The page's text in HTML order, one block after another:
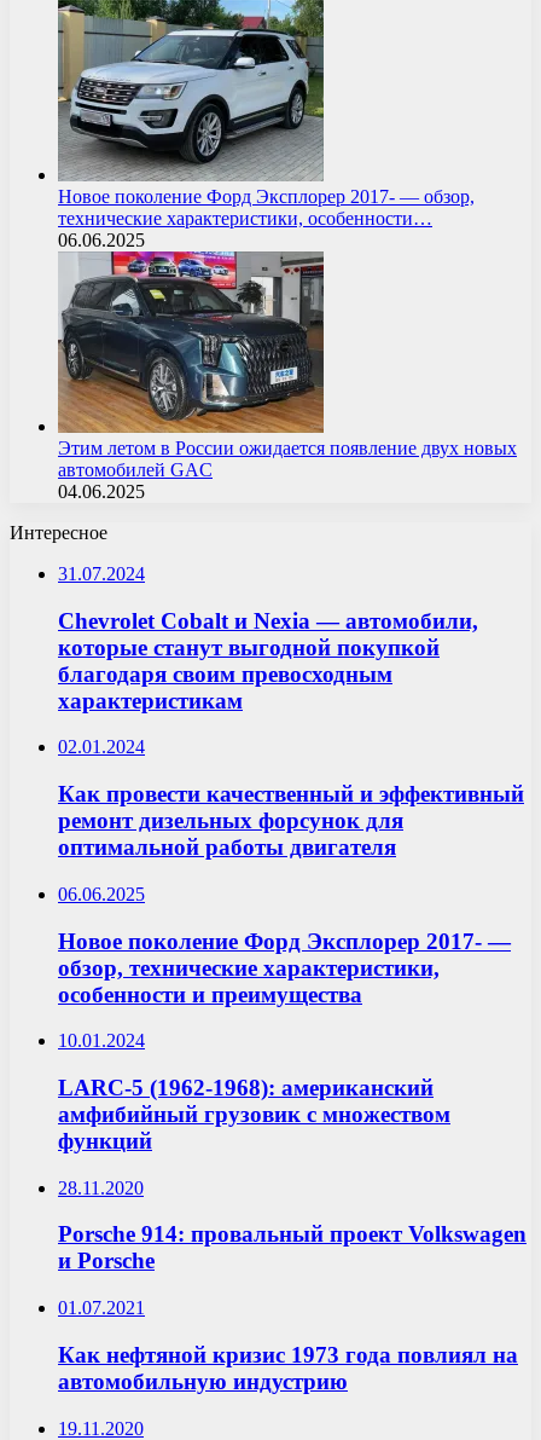
Новое поколение Форд Эксплорер 2017- — обзор,
технические характеристики, особенности…
06.06.2025
Этим летом в России ожидается появление двух новых
автомобилей GAC
04.06.2025
Интересное
31.07.2024
Chevrolet Cobalt и Nexia — автомобили,
которые станут выгодной покупкой
благодаря своим превосходным
характеристикам
02.01.2024
Как провести качественный и эффективный
ремонт дизельных форсунок для
оптимальной работы двигателя
06.06.2025
Новое поколение Форд Эксплорер 2017- —
обзор, технические характеристики,
особенности и преимущества
10.01.2024
LARC-5 (1962-1968): американский
амфибийный грузовик с множеством
функций
28.11.2020
Porsche 914: провальный проект Volkswagen
и Porsche
01.07.2021
Как нефтяной кризис 1973 года повлиял на
автомобильную индустрию
19.11.2020